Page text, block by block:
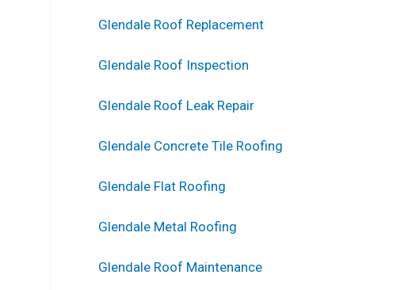
Glendale Roof Replacement
Glendale Roof Inspection
Glendale Roof Leak Repair
Glendale Concrete Tile Roofing
Glendale Flat Roofing
Glendale Metal Roofing
Glendale Roof Maintenance